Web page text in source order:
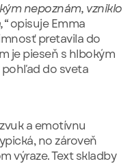
nepoznám, vzniklo
opisuje Emma
pretavila do
je pieseň s hlbokým
do sveta
a emotívnu
no zároveň
výraze. Text skladby